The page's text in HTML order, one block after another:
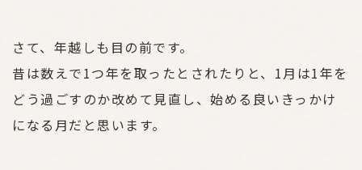
さて、年越しも目の前です。
昔は数えで1つ年を取ったとされたりと、1月は1年を
どう過ごすのか改めて見直し、始める良いきっかけ
になる月だと思います。